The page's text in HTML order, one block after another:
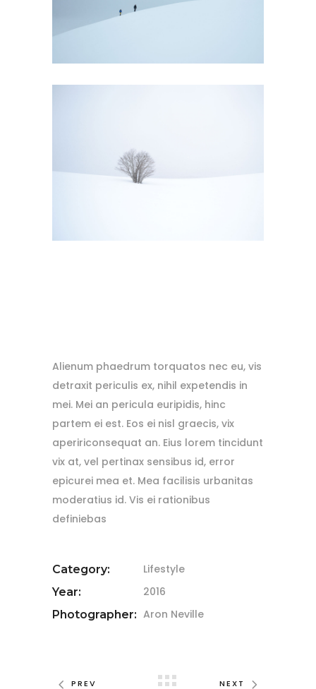
Alienum phaedrum torquatos nec eu, vis
detraxit periculis ex, nihil expetendis in
mei. Mei an pericula euripidis, hinc
partem ei est. Eos ei nisl graecis, vix
apeririconsequat an. Eius lorem tincidunt
vix at, vel pertinax sensibus id, error
epicurei mea et. Mea facilisis urbanitas
moderatius id. Vis ei rationibus
definiebas
Category: Lifestyle
Year: 2016
Photographer: Aron Neville
PREV NEXT